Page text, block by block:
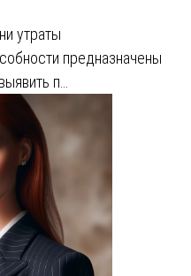
утраты
предназначены
п…